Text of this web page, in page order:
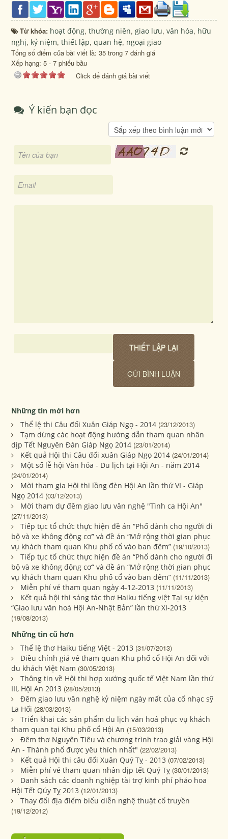
Từ khóa: hoạt động,thường niên,giao lưu,văn hóa, hữu
nghị, kỷ niệm,thiết lập,quan hệ, ngoại giao
Tổng số điểm của bài viết là: 35 trong 7 đánh giá
Xếp hạng:5 -7 phiếu bầu
Click để đánh giá bài viết
Ý kiến bạn đọc
Những tin mới hơn
Thể lệ thi Câu đối Xuân Giáp Ngọ - 2014 (23/12/2013)
Tạm dừng các hoạt động hướng dẫn tham quan nhân
dịp Tết Nguyên Đán Giáp Ngọ 2014 (23/01/2014)
Kết quả Hội thi Câu đối xuân Giáp Ngọ 2014 (24/01/2014)
Một số lễ hội Văn hóa - Du lịch tại Hội An - năm 2014
(24/01/2014)
Mời tham gia Hội thi lồng đèn Hội An lần thứ VI - Giáp
Ngọ 2014 (03/12/2013)
Mời tham dự đêm giao lưu văn nghệ "Tình ca Hội An"
(27/11/2013)
Tiếp tục tổ chức thực hiện đề án “Phố dành cho người đi
bộ và xe không động cơ” và đề án “Mở rộng thời gian phục
vụ khách tham quan Khu phố cổ vào ban đêm” (19/10/2013)
Tiếp tục tổ chức thực hiện đề án “Phố dành cho người đi
bộ và xe không động cơ” và đề án “Mở rộng thời gian phục
vụ khách tham quan Khu phố cổ vào ban đêm” (11/11/2013)
Miễn phí vé tham quan ngày 4-12-2013 (11/11/2013)
Kết quả hội thi sáng tác thơ Haiku tiếng việt Tại sự kiện
“Giao lưu văn hoá Hội An-Nhật Bản” lần thứ XI-2013
(19/08/2013)
Những tin cũ hơn
Thể lệ thơ Haiku tiếng Việt - 2013 (31/07/2013)
Điều chỉnh giá vé tham quan Khu phố cổ Hội An đối với
du khách Việt Nam (30/05/2013)
Thông tin về Hội thi hợp xướng quốc tế Việt Nam lần thứ
III, Hội An 2013 (28/05/2013)
Đêm giao lưu văn nghệ kỷ niệm ngày mất của cố nhạc sỹ
La Hối (28/03/2013)
Triển khai các sản phẩm du lịch văn hoá phục vụ khách
tham quan tại Khu phố cổ Hội An (15/03/2013)
Đêm thơ Nguyên Tiêu và chương trình trao giải vàng Hội
An - Thành phố được yêu thích nhất" (22/02/2013)
Kết quả Hội thi câu đối Xuân Quý Tỵ - 2013 (07/02/2013)
Miễn phí vé tham quan nhân dịp tết Quý Tỵ (30/01/2013)
Danh sách các doanh nghiệp tài trợ kinh phí pháo hoa
Hội Tết Qúy Tỵ 2013 (12/01/2013)
Thay đổi địa điểm biểu diễn nghệ thuật cổ truyền
(19/12/2012)